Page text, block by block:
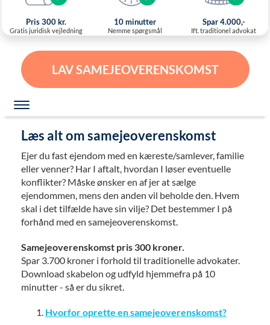
Pris 300 kr.
Gratis juridisk vejledning
10 minutter
Nemme spørgsmål
Spar 4.000,-
Ift. traditionel advokat
LAV SAMEJEOVERENSKOMST
Læs alt om samejeoverenskomst
Ejer du fast ejendom med en kæreste/samlever, familie
eller venner? Har I aftalt, hvordan I løser eventuelle
konflikter? Måske ønsker en af jer at sælge
ejendommen, mens den anden vil beholde den. Hvem
skal i det tilfælde have sin vilje? Det bestemmer I på
forhånd med en samejeoverenskomst.
Samejeoverenskomst pris 300 kroner.
Spar 3.700 kroner i forhold til traditionelle advokater.
Download skabelon og udfyld hjemmefra på 10
minutter - så er du sikret.
Hvorfor oprette en samejeoverenskomst?